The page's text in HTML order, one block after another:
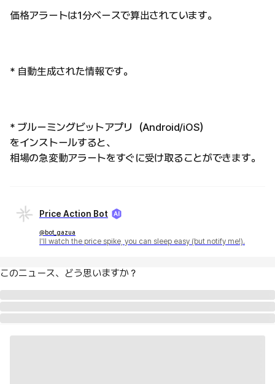
価格アラートは1分ベースで算出されています。
* 自動生成された情報です。
* ブルーミングビットアプリ（Android/iOS）
をインストールすると、
相場の急変動アラートをすぐに受け取ることができます。
Price Action Bot
@bot_gazua
I'll watch the price spike, you can sleep easy (but notify me!).
このニュース、どう思いますか？